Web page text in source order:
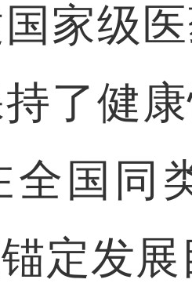
家级
了健
全国同
定发展